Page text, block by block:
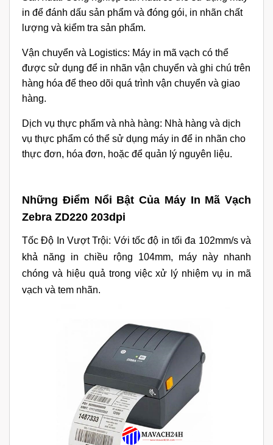
in để đánh dấu sản phẩm và đóng gói, in nhãn chất
lượng và kiểm tra sản phẩm.
Vận chuyển và Logistics: Máy in mã vạch có thể
được sử dụng để in nhãn vận chuyển và ghi chú trên
hàng hóa để theo dõi quá trình vận chuyển và giao
hàng.
Dịch vụ thực phẩm và nhà hàng: Nhà hàng và dịch
vụ thực phẩm có thể sử dụng máy in để in nhãn cho
thực đơn, hóa đơn, hoặc để quản lý nguyên liệu.
Những Điểm Nổi Bật Của Máy In Mã Vạch
Zebra ZD220 203dpi
Tốc Độ In Vượt Trội: Với tốc độ in tối đa 102mm/s và
khả năng in chiều rộng 104mm, máy này nhanh
chóng và hiệu quả trong việc xử lý nhiệm vụ in mã
vạch và tem nhãn.